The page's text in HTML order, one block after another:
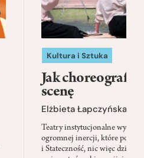
Kultura i Sztuka
Jak
scenę
Elżbieta Łapczyńska
Teatry instytucjonalne
ogromnej inercji, które ponad
i Stateczność, nic więc